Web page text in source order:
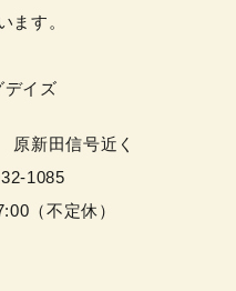
ます。
デイズ
新田信号近く
1085
（不定休）